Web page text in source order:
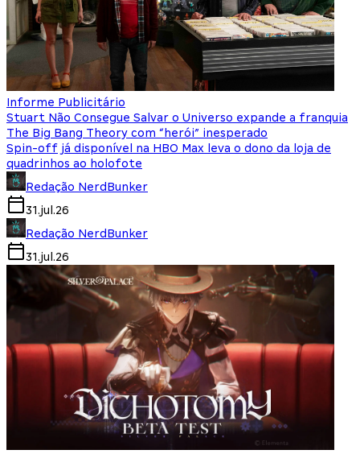
Informe Publicitário
Stuart Não Consegue Salvar o Universo expande a franquia
The Big Bang Theory com “herói” inesperado
Spin-off já disponível na HBO Max leva o dono da loja de
quadrinhos ao holofote
Redação NerdBunker
31.jul.26
Redação NerdBunker
31.jul.26